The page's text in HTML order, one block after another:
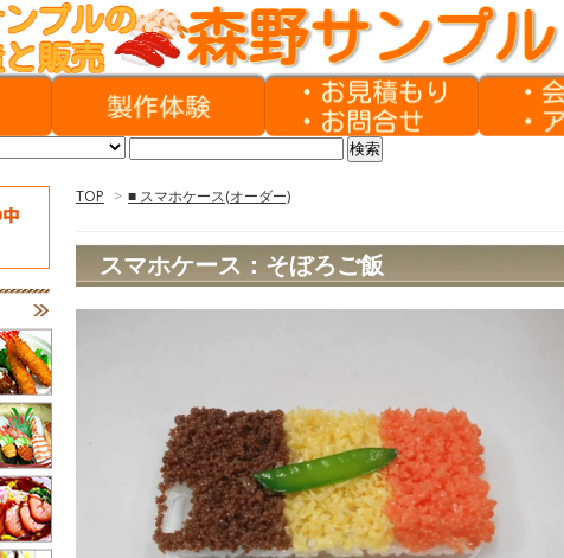
TOP > ■ スマホケース(オーダー)
スマホケース：そぼろご飯